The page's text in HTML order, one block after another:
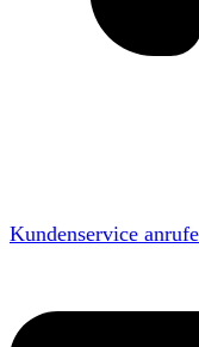
Kundenservice